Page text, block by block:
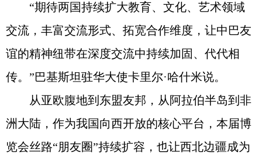
“期待两国持续扩大教育、文化、艺术领域
交流，丰富交流形式、拓宽合作维度，让中巴友
谊的精神纽带在深度交流中持续加固、代代相
传。”巴基斯坦驻华大使卡里尔·哈什米说。
从亚欧腹地到东盟友邦，从阿拉伯半岛到非
洲大陆，作为我国向西开放的核心平台，本届博
览会丝路“朋友圈”持续扩容，也让西北边疆成为